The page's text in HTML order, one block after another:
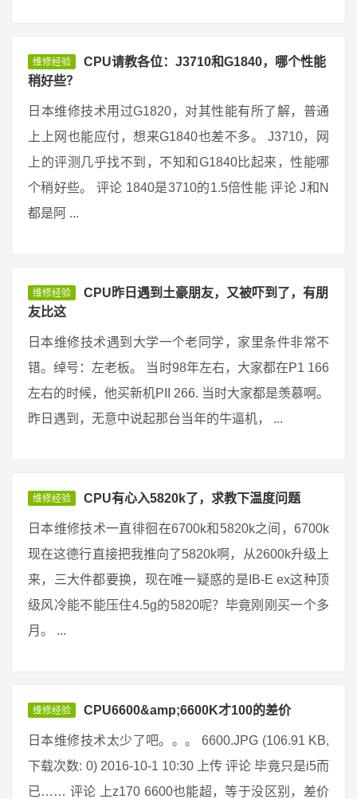
维修经验
CPU请教各位：J3710和G1840，哪个性能
稍好些？
日本维修技术用过G1820，对其性能有所了解，普通
上上网也能应付，想来G1840也差不多。 J3710，网
上的评测几乎找不到，不知和G1840比起来，性能哪
个稍好些。 评论 1840是3710的1.5倍性能 评论 J和N
都是阿 ...
维修经验
CPU昨日遇到土豪朋友，又被吓到了，有朋
友比这
日本维修技术遇到大学一个老同学，家里条件非常不
错。绰号：左老板。 当时98年左右，大家都在P1 166
左右的时候，他买新机PII 266. 当时大家都是羡慕啊。
昨日遇到，无意中说起那台当年的牛逼机， ...
维修经验 CPU有心入5820k了，求教下温度问题
日本维修技术一直徘徊在6700k和5820k之间，6700k
现在这德行直接把我推向了5820k啊，从2600k升级上
来，三大件都要换，现在唯一疑惑的是IB-E ex这种顶
级风冷能不能压住4.5g的5820呢？毕竟刚刚买一个多
月。 ...
维修经验 CPU6600&amp;6600K才100的差价
日本维修技术太少了吧。。。 6600.JPG (106.91 KB,
下载次数: 0) 2016-10-1 10:30 上传 评论 毕竟只是i5而
已…… 评论 上z170 6600也能超，等于没区别，差价